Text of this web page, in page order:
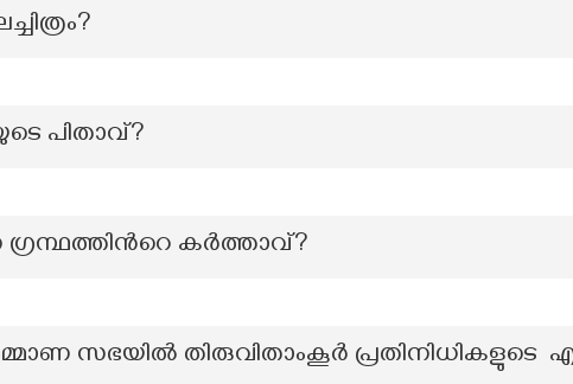
പിതാവ്?
ഗ്രന്ഥത്തിന്‍റെ കർത്താവ്?
സഭയിൽ തിരുവിതാംകൂർ പ്രതിനിധികളുടെ